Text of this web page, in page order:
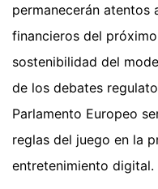
permanecerán atentos
financieros del
sostenibilidad del
de los debates
Parlamento Europeo
reglas del juego en la
entretenimiento digital.